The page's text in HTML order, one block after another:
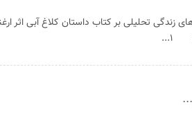
زندگی تحلیلی بر کتاب داستان کلاغ آبی اثر